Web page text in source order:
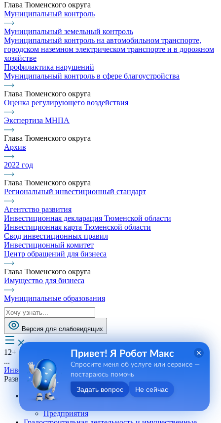
Глава Тюменского округа
Муниципальный контроль
Муниципальный земельный контроль
Муниципальный контроль на автомобильном транспорте,
городском наземном электрическом транспорте и в дорожном
хозяйстве
Профилактика нарушений
Муниципальный контроль в сфере благоустройства
Глава Тюменского округа
Оценка регулирующего воздействия
Экспертиза МНПА
Глава Тюменского округа
Архив
2022 год
Глава Тюменского округа
Региональный инвестиционный стандарт
Агентство развития
Инвестиционная декларация Тюменской области
Инвестиционная карта Тюменской области
Свод инвестиционных правил
Инвестиционный комитет
Центр обращений для бизнеса
Глава Тюменского округа
Имущество для бизнеса
Муниципальные образования
Версия для слабовидящих
12+
...
Инвестиционная деятельность и предпринимательство
Развитие и поддержка предпринимательства
Агропромышленный комплекс
Предприятия
Привет! Я Робот Макс
Спросите меня об услуге или сервисе —
постараюсь помочь
Задать вопрос Не сейчас